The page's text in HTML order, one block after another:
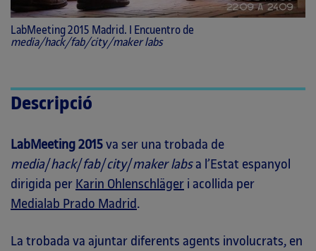
LabMeeting 2015 Madrid. I Encuentro de
media/hack/fab/city/maker labs
Descripció
LabMeeting 2015 va ser una trobada de
media/hack/fab/city/maker labsa l’Estat espanyol
dirigida per Karin Ohlenschläger i acollida per
Medialab Prado Madrid .
La trobada va ajuntar diferents agents involucrats, en